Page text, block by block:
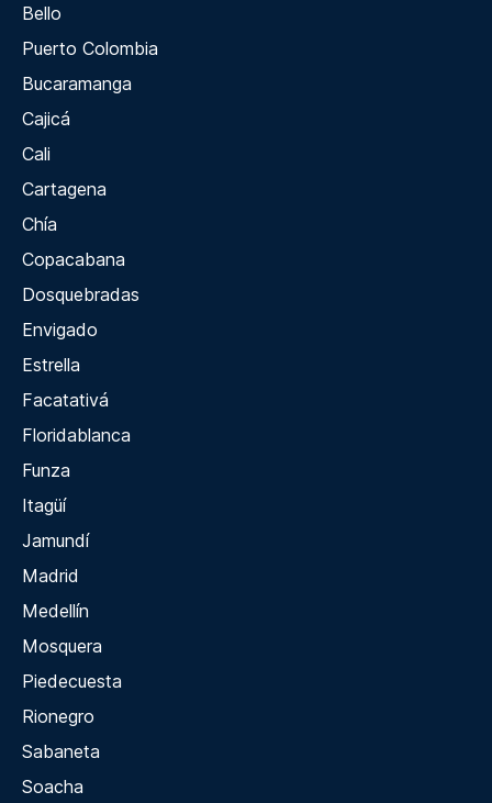
Bello
Puerto Colombia
Bucaramanga
Cajicá
Cali
Cartagena
Chía
Copacabana
Dosquebradas
Envigado
Estrella
Facatativá
Floridablanca
Funza
Itagüí
Jamundí
Madrid
Medellín
Mosquera
Piedecuesta
Rionegro
Sabaneta
Soacha